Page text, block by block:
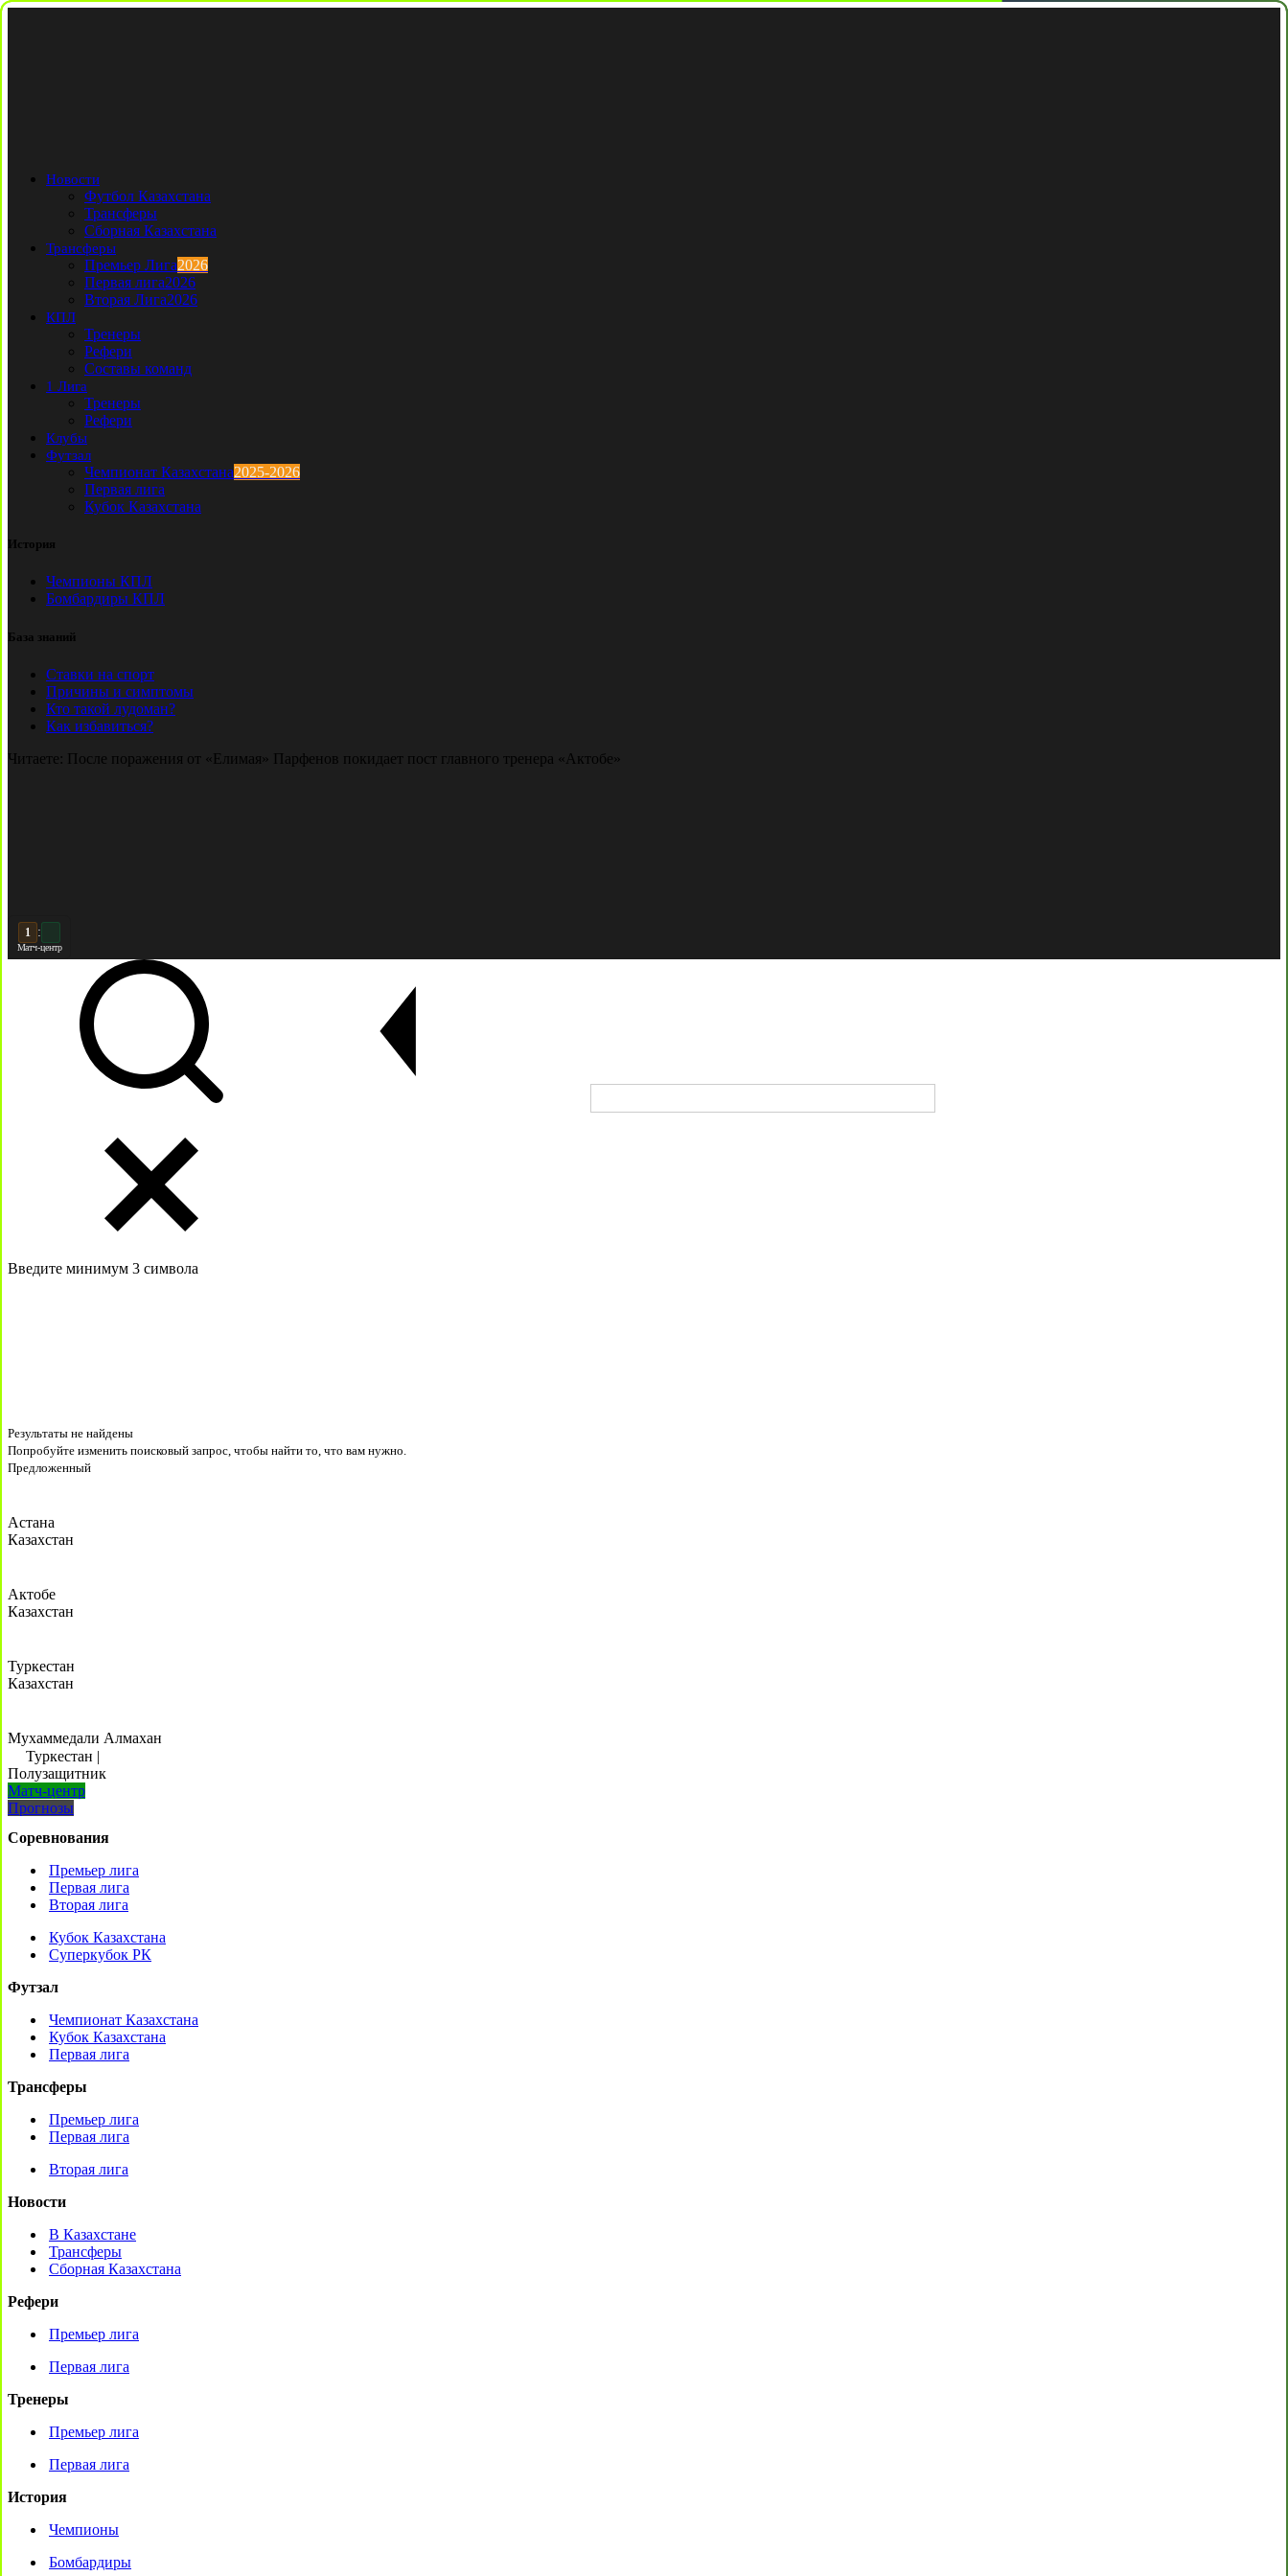
Новости
Футбол Казахстана
Трансферы
Сборная Казахстана
Трансферы
Премьер Лига2026
Первая лига2026
Вторая Лига2026
КПЛ
Тренеры
Рефери
Составы команд
1 Лига
Тренеры
Рефери
Клубы
Футзал
Чемпионат Казахстана2025-2026
Первая лига
Кубок Казахстана
История
Чемпионы КПЛ
Бомбардиры КПЛ
База знаний
Ставки на спорт
Причины и симптомы
Кто такой лудоман?
Как избавиться?
Читаете: После поражения от «Елимая» Парфенов покидает пост главного тренера «Актобе»
2 :
Матч-центр
Введите минимум 3 символа
Результаты не найдены
Попробуйте изменить поисковый запрос, чтобы найти то, что вам нужно.
Предложенный
Астана
Казахстан
Актобе
Казахстан
Туркестан
Казахстан
Мухаммедали Алмахан
Туркестан |
Полузащитник
Матч-центр
Прогнозы
Соревнования
Премьер лига
Первая лига
Вторая лига
Кубок Казахстана
Суперкубок РК
Футзал
Чемпионат Казахстана
Кубок Казахстана
Первая лига
Трансферы
Премьер лига
Первая лига
Вторая лига
Новости
В Казахстане
Трансферы
Сборная Казахстана
Рефери
Премьер лига
Первая лига
Тренеры
Премьер лига
Первая лига
История
Чемпионы
Бомбардиры